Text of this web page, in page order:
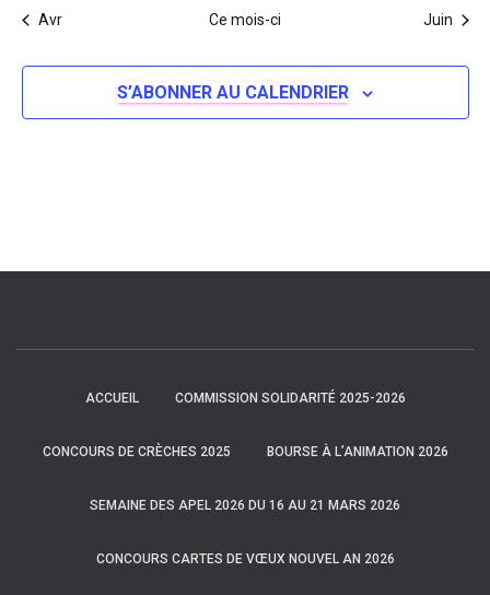
Avr Ce mois-ci Juin
S’ABONNER AU CALENDRIER
ACCUEIL COMMISSION SOLIDARITÉ 2025-2026
CONCOURS DE CRÈCHES 2025 BOURSE À L’ANIMATION 2026
SEMAINE DES APEL 2026 DU 16 AU 21 MARS 2026
CONCOURS CARTES DE VŒUX NOUVEL AN 2026